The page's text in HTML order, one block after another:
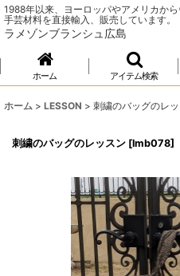
1988年以来、ヨーロッパやアメリカか
手芸材料を直接輸入、販売しています
ラメゾンブランシュ広島
ホーム アイテム検索
ホーム > LESSON > 刺繍のバッグのレ
刺繍のバッグのレッスン [lmb078]